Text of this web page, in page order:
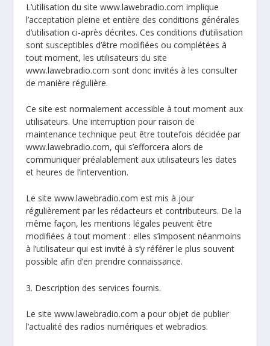
L’utilisation du site www.lawebradio.com implique
l’acceptation pleine et entière des conditions générales
d’utilisation ci-après décrites. Ces conditions d’utilisation
sont susceptibles d’être modifiées ou complétées à
tout moment, les utilisateurs du site
www.lawebradio.com sont donc invités à les consulter
de manière régulière.
Ce site est normalement accessible à tout moment aux
utilisateurs. Une interruption pour raison de
maintenance technique peut être toutefois décidée par
www.lawebradio.com, qui s’efforcera alors de
communiquer préalablement aux utilisateurs les dates
et heures de l’intervention.
Le site www.lawebradio.com est mis à jour
régulièrement par les rédacteurs et contributeurs. De la
même façon, les mentions légales peuvent être
modifiées à tout moment : elles s’imposent néanmoins
à l’utilisateur qui est invité à s’y référer le plus souvent
possible afin d’en prendre connaissance.
3. Description des services fournis.
Le site www.lawebradio.com a pour objet de publier
l’actualité des radios numériques et webradios.